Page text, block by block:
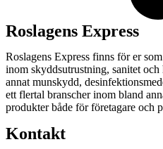
Roslagens Express
Roslagens Express finns för er
inom skyddsutrustning, sanitet
annat munskydd,
ett flertal branscher inom bland
produkter både för företagare och
Kontakt